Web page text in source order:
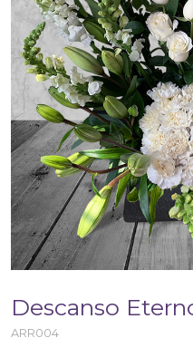
Descanso
ARR004